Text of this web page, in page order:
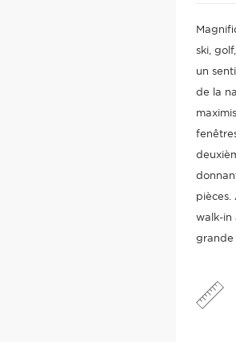
ski,
un
de la
pièces.
walk-in
grande
(suite